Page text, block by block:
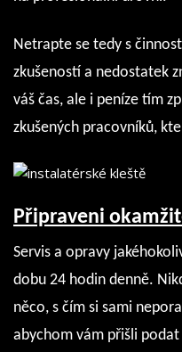
Netrapte se tedy s
zkušeností a nedostatek
váš čas, ale i peníze tím
zkušených pracovníků,
Připraveni
Servis a opravy
dobu 24 hodin denně.
něco, s čím si sami
abychom vám přišli